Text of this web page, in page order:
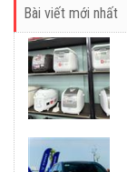
Bài viết mới nhất